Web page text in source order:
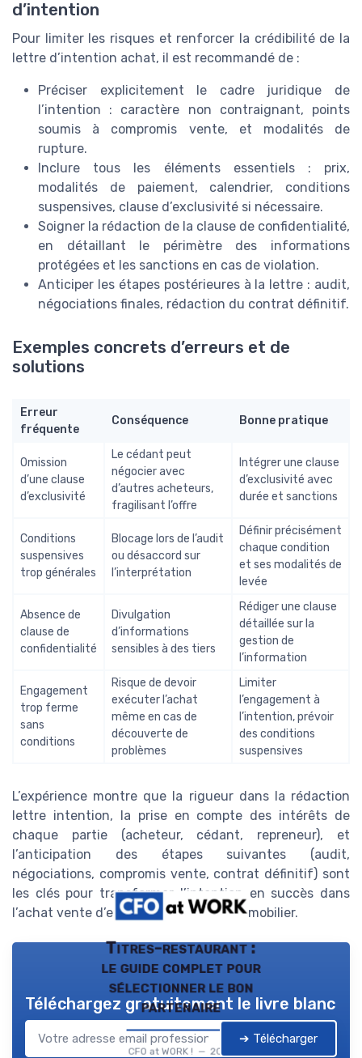
d’intention
Pour limiter les risques et renforcer la crédibilité de la
lettre d’intention achat, il est recommandé de :
Préciser explicitement le cadre juridique de
l’intention : caractère non contraignant, points
soumis à compromis vente, et modalités de
rupture.
Inclure tous les éléments essentiels : prix,
modalités de paiement, calendrier, conditions
suspensives, clause d’exclusivité si nécessaire.
Soigner la rédaction de la clause de confidentialité,
en détaillant le périmètre des informations
protégées et les sanctions en cas de violation.
Anticiper les étapes postérieures à la lettre : audit,
négociations finales, rédaction du contrat définitif.
Exemples concrets d’erreurs et de
solutions
Erreur
fréquente
Conséquence Bonne pratique
Omission
d’une clause
d’exclusivité
Le cédant peut
négocier avec
d’autres acheteurs,
fragilisant l’offre
Intégrer une clause
d’exclusivité avec
durée et sanctions
Conditions
suspensives
trop générales
Blocage lors de l’audit
ou désaccord sur
l’interprétation
Définir précisément
chaque condition
et ses modalités de
levée
Absence de
clause de
confidentialité
Divulgation
d’informations
sensibles à des tiers
Rédiger une clause
détaillée sur la
gestion de
l’information
Engagement
trop ferme
sans
conditions
Risque de devoir
exécuter l’achat
même en cas de
découverte de
problèmes
Limiter
l’engagement à
l’intention, prévoir
des conditions
suspensives
L’expérience montre que la rigueur dans la rédaction
lettre intention, la prise en compte des intérêts de
chaque partie (acheteur, cédant, repreneur), et
l’anticipation des étapes suivantes (audit,
négociations, compromis vente, contrat définitif) sont
les clés pour transformer l’intention en succès dans
l’achat vente d’entreprise ou d’actif immobilier.
Titres-restaurant :
le guide complet pour
sélectionner le bon
partenaire
CFO at WORK ! — 2026
Téléchargez gratuitement le livre blanc
➔ Télécharger